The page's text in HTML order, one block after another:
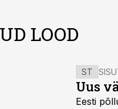
LOOD
ST
Uus
Eesti